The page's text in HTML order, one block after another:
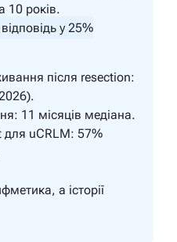
10 років.
у 25%
після resection:
11 місяців медіана.
uCRLM: 57%
а історії